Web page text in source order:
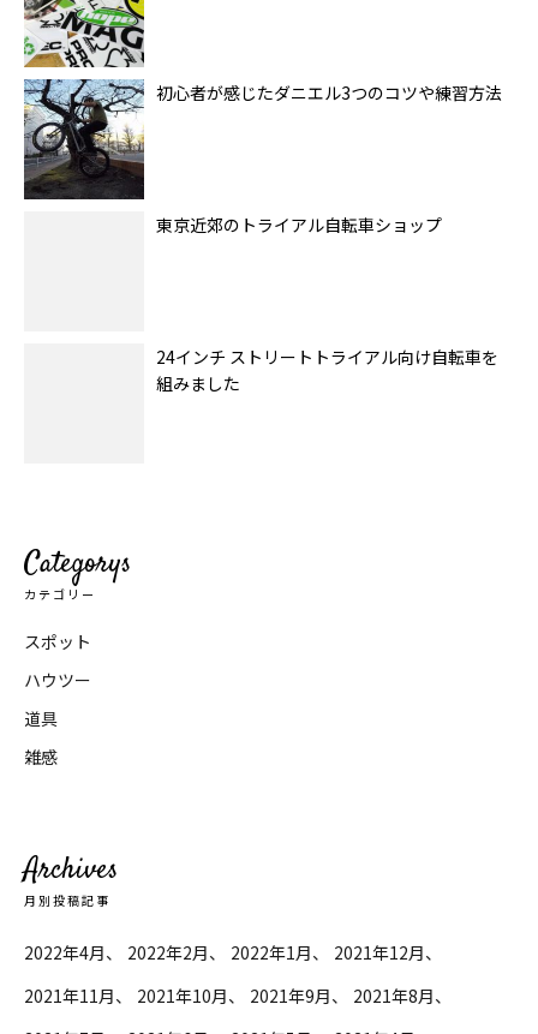
初心者が感じたダニエル3つのコツや練習方法
東京近郊のトライアル自転車ショップ
24インチ ストリートトライアル向け自転車を
組みました
Categorys
カテゴリー
スポット
ハウツー
道具
雑感
Archives
月別投稿記事
2022年4月 2022年2月 2022年1月
2021年12月
2021年11月
2021年10月 2021年9月
2021年8月